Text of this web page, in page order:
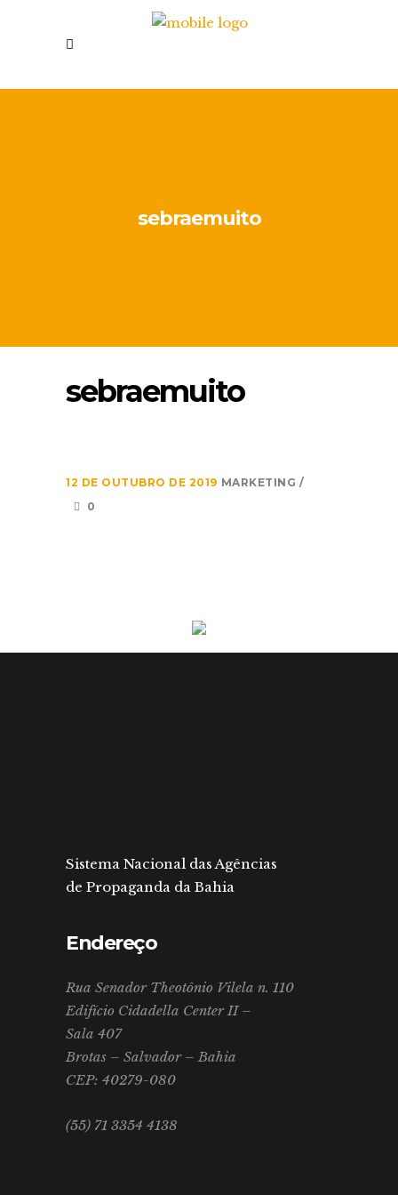
sebraemuito
sebraemuito
12 DE OUTUBRO DE 2019 MARKETING
0
Sistema Nacional das Agências
de Propaganda da Bahia
Endereço
Rua Senador Theotônio Vilela n. 110
Edifício Cidadella Center II –
Sala 407
Brotas – Salvador – Bahia
CEP: 40279-080
(55) 71 3354 4138